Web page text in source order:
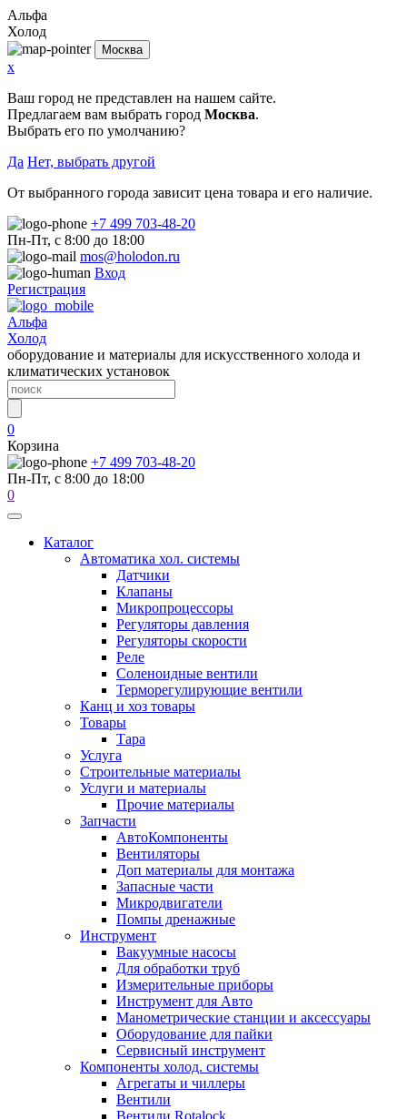
Альфа
Холод
Москва
x
Ваш город не представлен на нашем сайте.
Предлагаем вам выбрать город Москва.
Выбрать его по умолчанию?
Да Нет, выбрать другой
От выбранного города зависит цена товара и его наличие.
+7 499 703-48-20
Пн-Пт, с 8:00 до 18:00
mos@holodon.ru
Вход
Регистрация
Альфа
Холод
оборудование и материалы для искусственного холода и
климатических установок
0
Корзина
+7 499 703-48-20
Пн-Пт, с 8:00 до 18:00
0
Каталог
Автоматика хол. системы
Датчики
Клапаны
Микропроцессоры
Регуляторы давления
Регуляторы скорости
Реле
Соленоидные вентили
Терморегулирующие вентили
Канц и хоз товары
Товары
Тара
Услуга
Строительные материалы
Услуги и материалы
Прочие материалы
Запчасти
АвтоКомпоненты
Вентиляторы
Доп материалы для монтажа
Запасные части
Микродвигатели
Помпы дренажные
Инструмент
Вакуумные насосы
Для обработки труб
Измерительные приборы
Инструмент для Авто
Манометрические станции и аксессуары
Оборудование для пайки
Сервисный инструмент
Компоненты холод. системы
Агрегаты и чиллеры
Вентили
Вентили Rotalock